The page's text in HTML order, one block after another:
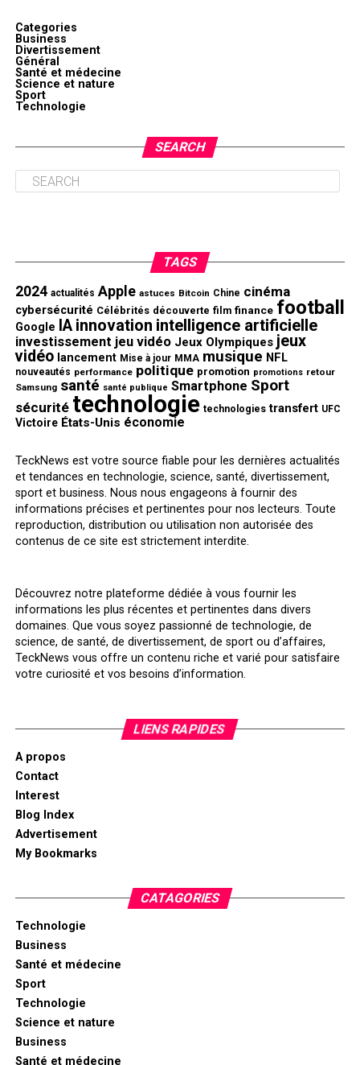
Categories
Business
Divertissement
Général
Santé et médecine
Science et nature
Sport
Technologie
SEARCH
TAGS
2024 actualités Apple astuces Bitcoin Chine cinéma
cybersécurité Célébrités découverte film finance football
Google IA innovation intelligence artificielle
investissement jeu vidéo Jeux Olympiques jeux
vidéo lancement Mise à jour MMA musique NFL
nouveautés performance politique promotion promotions retour
Samsung santé santé publique Smartphone Sport
sécurité technologie technologies transfert UFC
Victoire États-Unis économie
TeckNews est votre source fiable pour les dernières actualités
et tendances en technologie, science, santé, divertissement,
sport et business. Nous nous engageons à fournir des
informations précises et pertinentes pour nos lecteurs. Toute
reproduction, distribution ou utilisation non autorisée des
contenus de ce site est strictement interdite.
Découvrez notre plateforme dédiée à vous fournir les
informations les plus récentes et pertinentes dans divers
domaines. Que vous soyez passionné de technologie, de
science, de santé, de divertissement, de sport ou d’affaires,
TeckNews vous offre un contenu riche et varié pour satisfaire
votre curiosité et vos besoins d’information.
LIENS RAPIDES
A propos
Contact
Interest
Blog Index
Advertisement
My Bookmarks
CATAGORIES
Technologie
Business
Santé et médecine
Sport
Technologie
Science et nature
Business
Santé et médecine